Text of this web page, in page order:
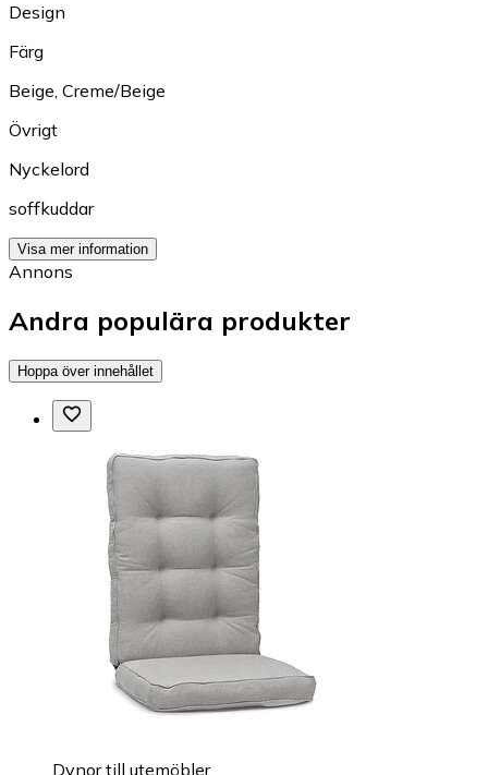
Design
Färg
Beige, Creme/Beige
Övrigt
Nyckelord
soffkuddar
Visa mer information
Annons
Andra populära produkter
Hoppa över innehållet
Dynor till utemöbler